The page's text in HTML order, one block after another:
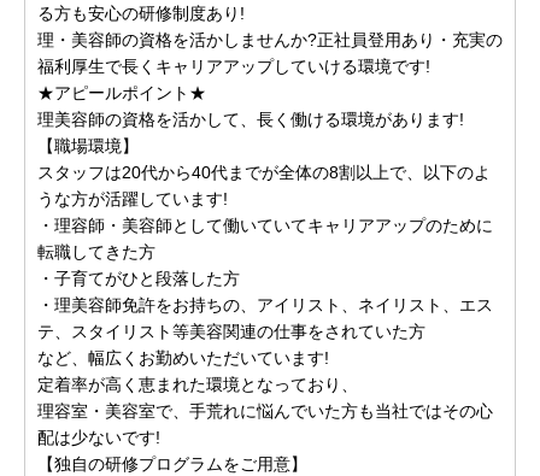
る方も安心の研修制度あり!
理・美容師の資格を活かしませんか?正社員登用あり・充実の
福利厚生で長くキャリアアップしていける環境です!
★アピールポイント★
理美容師の資格を活かして、長く働ける環境があります!
【職場環境】
スタッフは20代から40代までが全体の8割以上で、以下のよ
うな方が活躍しています!
・理容師・美容師として働いていてキャリアアップのために
転職してきた方
・子育てがひと段落した方
・理美容師免許をお持ちの、アイリスト、ネイリスト、エス
テ、スタイリスト等美容関連の仕事をされていた方
など、幅広くお勤めいただいています!
定着率が高く恵まれた環境となっており、
理容室・美容室で、手荒れに悩んでいた方も当社ではその心
配は少ないです!
【独自の研修プログラムをご用意】